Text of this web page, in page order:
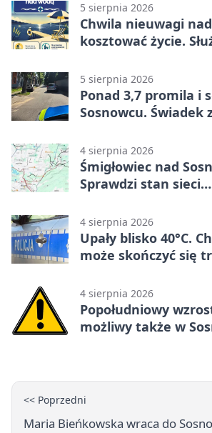
5 sierpnia 2026
Chwila nieuwagi
kosztować życie.
5 sierpnia 2026
Ponad 3,7 promila i
Sosnowcu. Świadek
4 sierpnia 2026
Śmigłowiec nad
Sprawdzi stan sieci
4 sierpnia 2026
Upały blisko 40°C.
może skończyć się
4 sierpnia 2026
Popołudniowy
możliwy także w
<< Poprzedni
Maria Bieńkowska wraca do